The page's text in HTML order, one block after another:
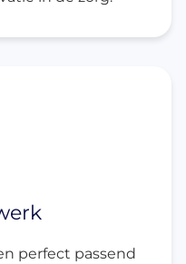
perfect passend